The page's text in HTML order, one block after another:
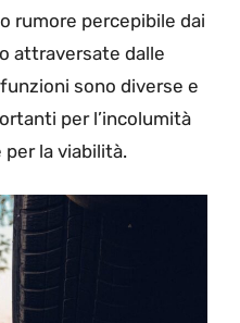
rumore percepibile dai
attraversate dalle
sono diverse e
per l’incolumità
la viabilità.